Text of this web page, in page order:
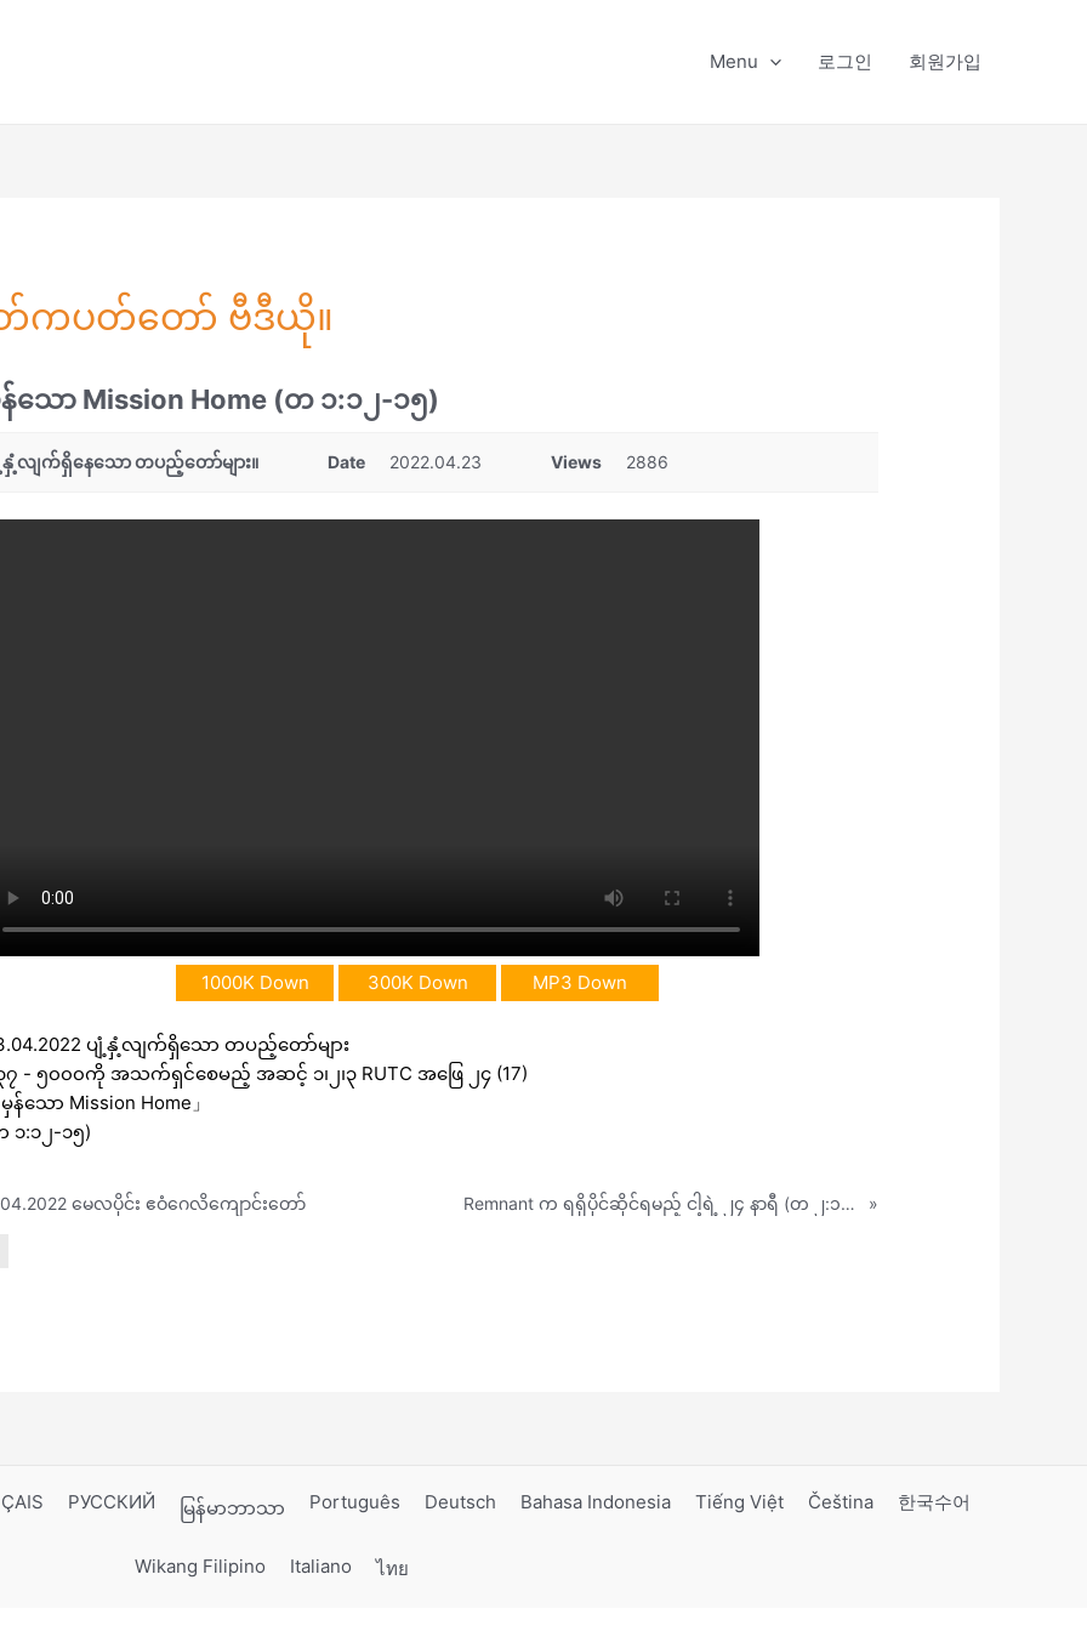
Menu 로그인 회원가입
ကပတ်တော် ဗီဒီယို။
သော Mission Home (တ ၁:၁၂-၁၅)
နှံ့လျက်ရှိနေသော တပည့်တော်များ။ Date 2022.04.23 Views 2886
1000K Down 300K Down MP3 Down
ပျံ့နှံ့လျက်ရှိသော တပည့်တော်များ
၇ - ၅၀၀၀ကို အသက်ရှင်စေမည့် အဆင့် ၁၊၂၊၃ RUTC အဖြေ ၂၄ (17)
န်သော Mission Home」
၁:၁၂-၁၅)
မေလပိုင်း ဧဝံဂေလိကျောင်းတော် Remnant က ရရှိပိုင်ဆိုင်ရမည့် ငါ့ရဲ့ ၂၄ နာရီ (တ ၂:၁၇-၁၈) »
РУССКИЙ မြန်မာဘာသာ Português Deutsch Bahasa Indonesia Tiếng Việt Čeština 한국수어
Wikang Filipino Italiano ไทย